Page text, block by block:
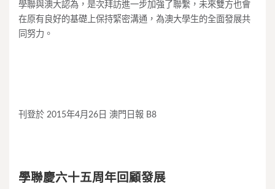
學聯與澳大認為，是次拜訪進一步加強了聯繫，未來雙方也會
在原有良好的基礎上保持緊密溝通，為澳大學生的全面發展共
同努力。
刊登於 2015年4月26日 澳門日報 B8
學聯慶六十五周年回顧發展